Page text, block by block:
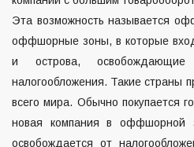
Эта возможность называется
оффшорные зоны, в которые
и острова,
налогообложения. Такие страны
всего мира. Обычно покупается
новая компания в оффшорной
освобождается от